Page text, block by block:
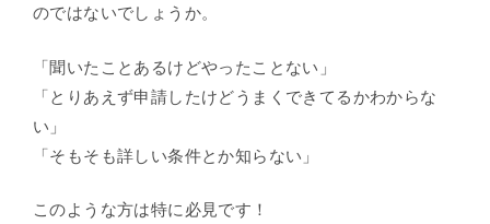
のではないでしょうか。
「聞いたことあるけどやったことない」
「とりあえず申請したけどうまくできてるかわからな
い」
「そもそも詳しい条件とか知らない」
このような方は特に必見です！